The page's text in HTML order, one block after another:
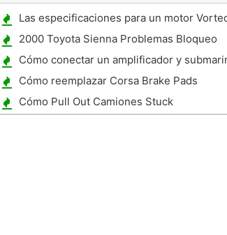
Las especificaciones para un motor
4200
2000 Toyota Sienna Problemas Bloqueo
automático
Cómo conectar un amplificador y
en un Eclipse
Cómo reemplazar Corsa Brake Pads
Cómo Pull Out Camiones Stuck